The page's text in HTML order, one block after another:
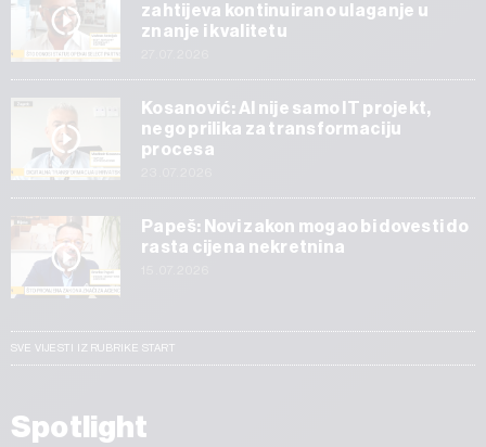
zahtijeva kontinuirano ulaganje u
znanje i kvalitetu
Kosanović: AI nije samo IT projekt,
nego prilika za transformaciju
procesa
Papeš: Novi zakon mogao bi dovesti do
rasta cijena nekretnina
SVE VIJESTI IZ RUBRIKE START
Spotlight